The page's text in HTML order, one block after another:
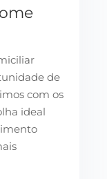
de
com os
ideal